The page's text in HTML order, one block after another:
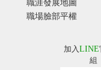
職涯發展地圖
職場臉部平權
加入LINE
組